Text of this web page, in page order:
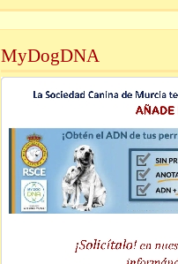
MyDogDNA